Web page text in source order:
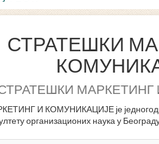
СТРАТЕШКИ
И КОМУНИКАЦИЈЕ је
организационих наука у